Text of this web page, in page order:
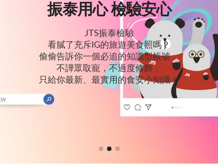
振泰用心 檢驗安心
JTS振泰檢驗
看膩了充斥IG的旅遊美食照嗎？
偷偷告訴你一個必追的知識型帳號，
不譁眾取寵，不過度修飾，
只給你最新、最實用的食安小知識！